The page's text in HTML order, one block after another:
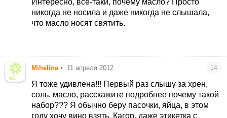
никогда не носила и даже никогда не слышала,
что масло носят святить.
Mihelina • 11 апреля 2012 14
Я тоже удивлена!!! Первый раз слышу за хрен,
соль, масло, расскажите подробнее почему такой
набор??? Я обычно беру пасочки, яйца, в этом
году хочу вино взять, Кагор, даже этикетка с